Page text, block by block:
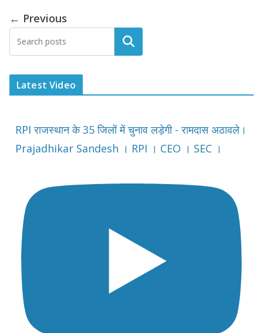
← Previous
Latest Video
RPI राजस्थान के 35 जिलों में चुनाव लड़ेगी - रामदास अठावले।
Prajadhikar Sandesh । RPI । CEO । SEC ।